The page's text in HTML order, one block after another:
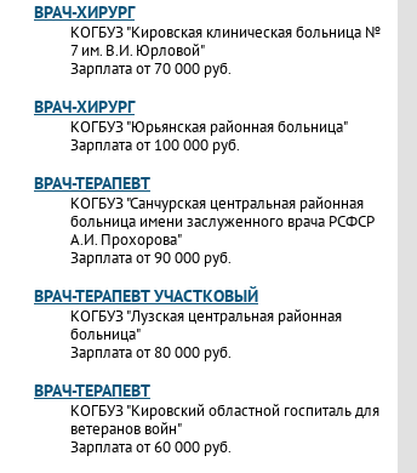
ВРАЧ-ХИРУРГ
КОГБУЗ "Кировская клиническая больница №
7 им. В.И. Юрловой"
Зарплата от 70 000 руб.
ВРАЧ-ХИРУРГ
КОГБУЗ "Юрьянская районная больница"
Зарплата от 100 000 руб.
ВРАЧ-ТЕРАПЕВТ
КОГБУЗ "Санчурская центральная районная
больница имени заслуженного врача РСФСР
А.И. Прохорова"
Зарплата от 90 000 руб.
ВРАЧ-ТЕРАПЕВТ УЧАСТКОВЫЙ
КОГБУЗ "Лузская центральная районная
больница"
Зарплата от 80 000 руб.
ВРАЧ-ТЕРАПЕВТ
КОГБУЗ "Кировский областной госпиталь для
ветеранов войн"
Зарплата от 60 000 руб.